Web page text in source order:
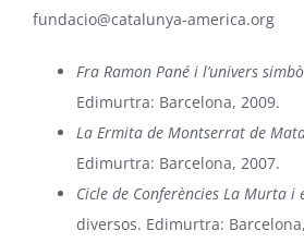
fundacio@catalunya-america.org
Fra Ramon Pané i l’univers
Edimurtra: Barcelona, 2009.
La Ermita de Montserrat de
Edimurtra: Barcelona, 2007.
Cicle de Conferències La Murta i
diversos. Edimurtra: